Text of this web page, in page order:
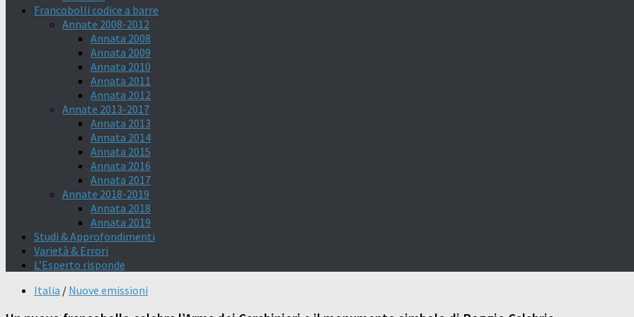
Francobolli codice a barre
Annate 2008-2012
Annata 2008
Annata 2009
Annata 2010
Annata 2011
Annata 2012
Annate 2013-2017
Annata 2013
Annata 2014
Annata 2015
Annata 2016
Annata 2017
Annate 2018-2019
Annata 2018
Annata 2019
Studi & Approfondimenti
Varietà & Errori
L’Esperto risponde
Italia / Nuove emissioni